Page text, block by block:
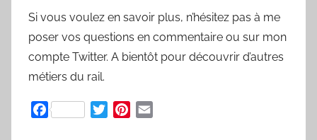
Si vous voulez en savoir plus, n’hésitez pas à me
poser vos questions en commentaire ou sur mon
compte Twitter. A bientôt pour découvrir d’autres
métiers du rail.
F